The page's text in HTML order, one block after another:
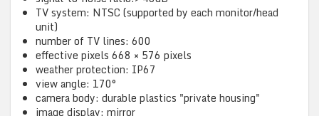
TV system: NTSC (supported by each monitor/head
unit)
number of TV lines: 600
effective pixels 668 × 576 pixels
weather protection: IP67
view angle: 170°
camera body: durable plastics "private housing"
image display: mirror